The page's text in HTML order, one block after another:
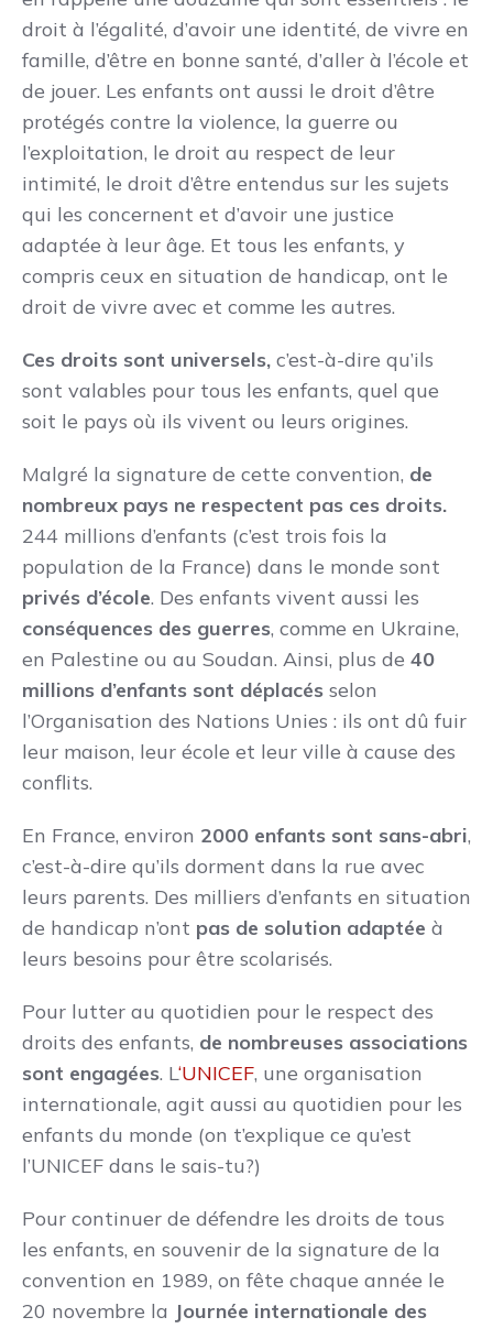
droit à l’égalité, d’avoir une identité, de vivre en
famille, d’être en bonne santé, d’aller à l’école et
de jouer. Les enfants ont aussi le droit d’être
protégés contre la violence, la guerre ou
l’exploitation, le droit au respect de leur
intimité, le droit d’être entendus sur les sujets
qui les concernent et d’avoir une justice
adaptée à leur âge. Et tous les enfants, y
compris ceux en situation de handicap, ont le
droit de vivre avec et comme les autres.
Ces droits sont universels, c’est-à-dire qu’ils
sont valables pour tous les enfants, quel que
soit le pays où ils vivent ou leurs origines.
Malgré la signature de cette convention, de
nombreux pays ne respectent pas ces droits.
244 millions d’enfants (c’est trois fois la
population de la France) dans le monde sont
privés d’école. Des enfants vivent aussi les
conséquences des guerres, comme en Ukraine,
en Palestine ou au Soudan. Ainsi, plus de 40
millions d’enfants sont déplacés selon
l’Organisation des Nations Unies : ils ont dû fuir
leur maison, leur école et leur ville à cause des
conflits.
En France, environ 2000 enfants sont sans-abri,
c’est-à-dire qu’ils dorment dans la rue avec
leurs parents. Des milliers d’enfants en situation
de handicap n’ont pas de solution adaptée à
leurs besoins pour être scolarisés.
Pour lutter au quotidien pour le respect des
droits des enfants, de nombreuses associations
sont engagées. L‘UNICEF, une organisation
internationale, agit aussi au quotidien pour les
enfants du monde (on t’explique ce qu’est
l’UNICEF dans le sais-tu?)
Pour continuer de défendre les droits de tous
les enfants, en souvenir de la signature de la
convention en 1989, on fête chaque année le
20 novembre la Journée internationale des